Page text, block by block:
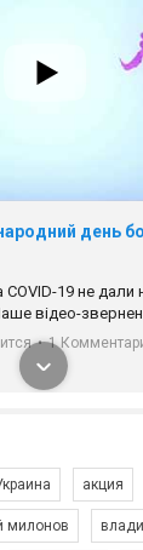
COVІD-19 не
відео-
та не можемо
хто поділяє
до нас.
• 1
акция
милонов